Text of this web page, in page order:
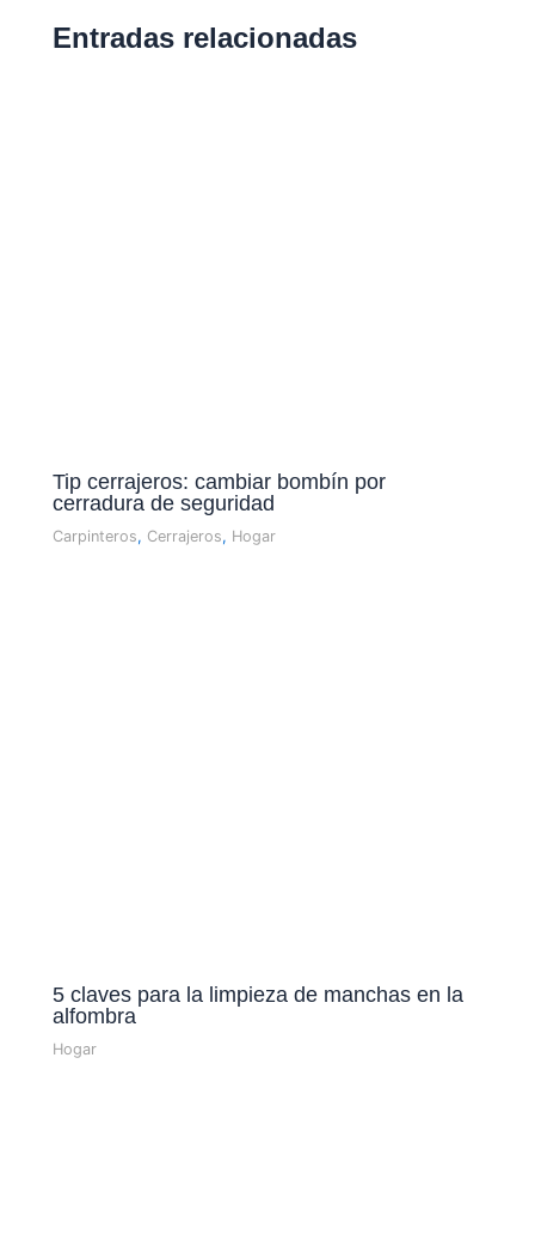
Entradas relacionadas
Tip cerrajeros: cambiar bombí­n por
cerradura de seguridad
Carpinteros, Cerrajeros, Hogar
5 claves para la limpieza de manchas en la
alfombra
Hogar